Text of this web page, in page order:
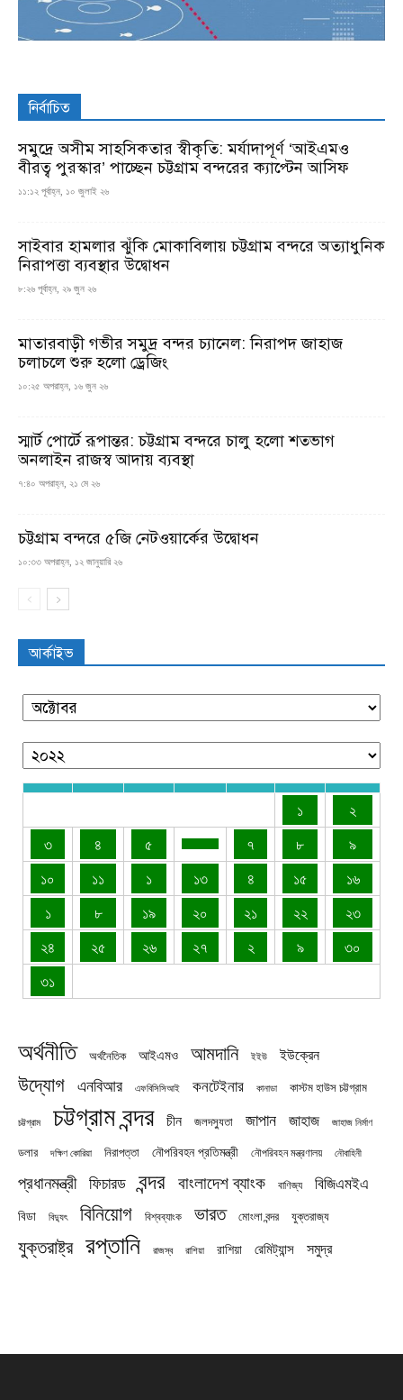
নির্বাচিত
সমুদ্রে অসীম সাহসিকতার স্বীকৃতি: মর্যাদাপূর্ণ ‘আইএমও
বীরত্ব পুরস্কার’ পাচ্ছেন চট্টগ্রাম বন্দরের ক্যাপ্টেন আসিফ
১১:১২ পূর্বাহ্ন, ১০ জুলাই ২৬
সাইবার হামলার ঝুঁকি মোকাবিলায় চট্টগ্রাম বন্দরে অত্যাধুনিক
নিরাপত্তা ব্যবস্থার উদ্বোধন
৮:২৬ পূর্বাহ্ন, ২৯ জুন ২৬
মাতারবাড়ী গভীর সমুদ্র বন্দর চ্যানেল: নিরাপদ জাহাজ
চলাচলে শুরু হলো ড্রেজিং
১০:২৫ অপরাহ্ন, ১৬ জুন ২৬
স্মার্ট পোর্টে রূপান্তর: চট্টগ্রাম বন্দরে চালু হলো শতভাগ
অনলাইন রাজস্ব আদায় ব্যবস্থা
৭:৪০ অপরাহ্ন, ২১ মে ২৬
চট্টগ্রাম বন্দরে ৫জি নেটওয়ার্কের উদ্বোধন
১০:৩৩ অপরাহ্ন, ১২ জানুয়ারি ২৬
আর্কাইভ
১
২
৩
৪ ৫ ৭ ৮
৯
১০
১১ ১ ১৩ ৪ ১৫
১৬
১
৮ ১৯ ২০ ২১ ২২
২৩
২৪
২৫ ২৬ ২৭ ২ ৯
৩০
৩১
অর্থনীতি অর্থনৈতিক আইএমও আমদানি ইইউ ইউক্রেন
উদ্যোগ এনবিআর এফবিসিসিআই কনটেইনার কানাডা কাস্টম হাউস চট্টগ্রাম
চট্টগ্রাম চট্টগ্রাম বন্দর চীন জলদস্যুতা জাপান জাহাজ জাহাজ নির্মাণ
ডলার দক্ষিণ কোরিয়া নিরাপত্তা নৌপরিবহন প্রতিমন্ত্রী নৌপরিবহন মন্ত্রণালয় নৌবাহিনী
প্রধানমন্ত্রী ফিচারড বন্দর বাংলাদেশ ব্যাংক বাণিজ্য বিজিএমইএ
বিডা বিদ্যুৎ বিনিয়োগ বিশ্বব্যাংক ভারত মোংলা বন্দর যুক্তরাজ্য
যুক্তরাষ্ট্র রপ্তানি রাজস্ব রাশিয়া রাশিয়া রেমিট্যান্স সমুদ্র